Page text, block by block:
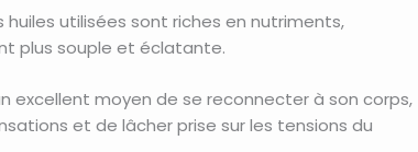
huiles utilisées sont riches en nutriments,
plus souple et éclatante.
excellent moyen de se reconnecter à son corps,
et de lâcher prise sur les tensions du